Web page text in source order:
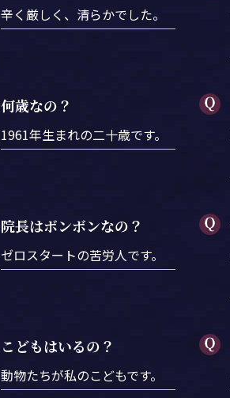
辛く厳しく、清らかでした。
何歳なの？
1961年生まれの二十歳です。
院長はボンボンなの？
ゼロスタートの苦労人です。
こどもはいるの？
動物たちが私のこどもです。